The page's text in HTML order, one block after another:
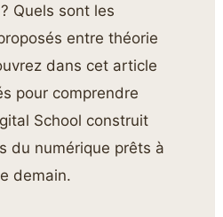
Quels sont les
entre théorie
dans cet article
pour comprendre
School construit
du numérique prêts à
demain.